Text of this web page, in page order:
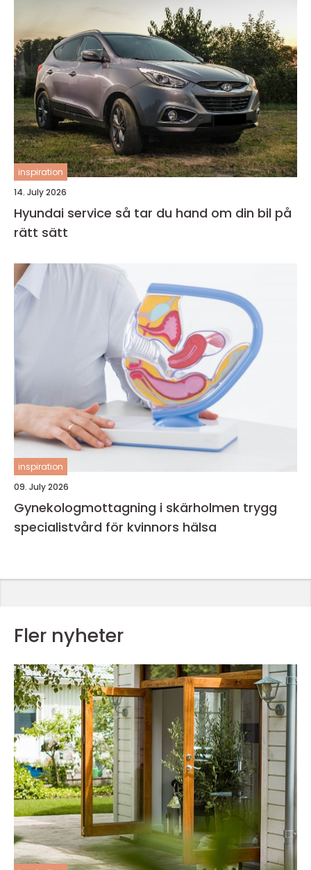
inspiration
14. July 2026
Hyundai service så tar du hand om din bil på
rätt sätt
inspiration
09. July 2026
Gynekologmottagning i skärholmen trygg
specialistvård för kvinnors hälsa
Fler nyheter